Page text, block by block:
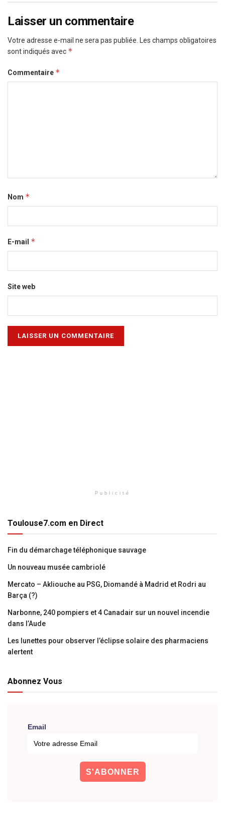
Laisser un commentaire
Votre adresse e-mail ne sera pas publiée.
Les champs obligatoires
sont indiqués avec *
Commentaire *
Nom *
E-mail *
Site web
Publicité
Toulouse7.com en Direct
Fin du démarchage téléphonique sauvage
Un nouveau musée cambriolé
Mercato – Akliouche au PSG, Diomandé à Madrid et Rodri au
Barça (?)
Narbonne, 240 pompiers et 4 Canadair sur un nouvel incendie
dans l’Aude
Les lunettes pour observer l’éclipse solaire des pharmaciens
alertent
Abonnez Vous
Email